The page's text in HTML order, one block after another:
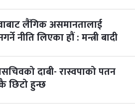
लैंगिक असमानतालाई
नीति लिएका हौं : मन्त्री बादी
दाबी- रास्वपाको पतन
छिटो हुन्छ